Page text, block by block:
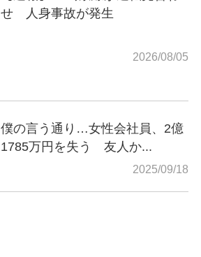
せ 人身事故が発生
2026/08/05
僕の言う通り…女性会社員、2億
1785万円を失う 友人か...
2025/09/18